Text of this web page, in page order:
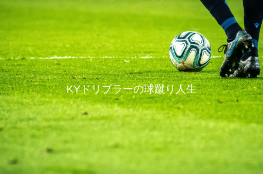
KYドリブラーの球蹴り人生